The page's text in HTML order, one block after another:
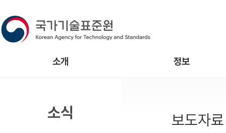
소개 정보
보도자료
소식